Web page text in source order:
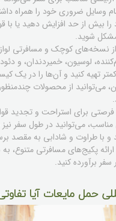
وسایل ضروری خود را همراه
بیش از حد افزایش دهید یا با
مشکل شوید.
از نسخه‌های کوچک و مسافرتی
لوسیون، خمیردندان، و
یا کمتر تهیه کنید و آن‌ها را در یک
می‌توانید از محصولات
فرصتی برای استراحت و تجدید
مناسب، می‌توانید در طول سفر
و با طراوت و شادابی به مقصد
پکیج‌های مسافرتی متنوع،
سفر برآورده کنید.
حمل مایعات آیا